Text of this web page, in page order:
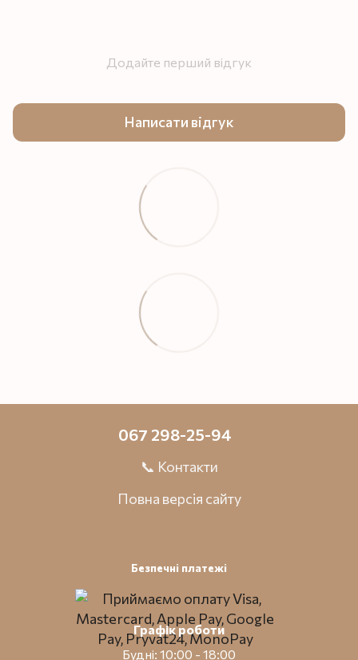
Додайте перший відгук
Написати відгук
067 298-25-94
📞 Контакти
Повна версія сайту
Безпечні платежі
Графік роботи
Будні: 10:00 - 18:00